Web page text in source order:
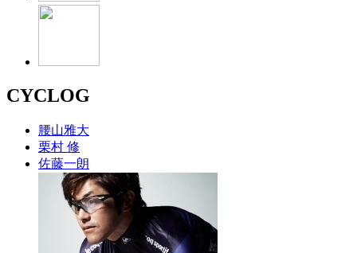
CYCLOG
腰山雅大
栗村 修
佐藤一朗